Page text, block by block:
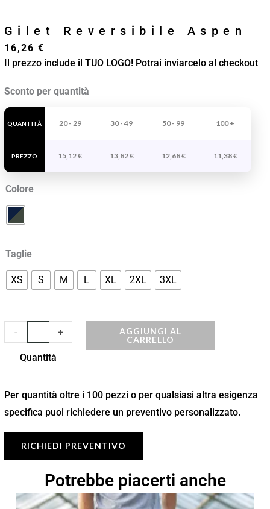
Gilet Reversibile Aspen
16,26 €
Il prezzo include il TUO LOGO! Potrai inviarcelo al checkout
Sconto per quantità
QUANTITÀ
PREZZO
20 - 29 30 - 49 50 - 99 100 +
15,12€ 13,82€ 12,68€ 11,38€
Colore
Taglie
XS S M L XL 2XL 3XL
-
Gilet
Reversibile
Aspen
+
AGGIUNGI AL
CARRELLO
Quantità
Per quantità oltre i 100 pezzi o per qualsiasi altra esigenza
specifica puoi richiedere un preventivo personalizzato.
RICHIEDI PREVENTIVO
Potrebbe piacerti anche
Fascia